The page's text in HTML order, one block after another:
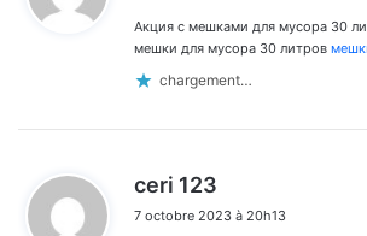
les
commentaires
:
Акция с мешками для мусора 30
мешки для мусора 30 литров
chargement…
ceri 123
t
7 octobre 2023 à 20h13